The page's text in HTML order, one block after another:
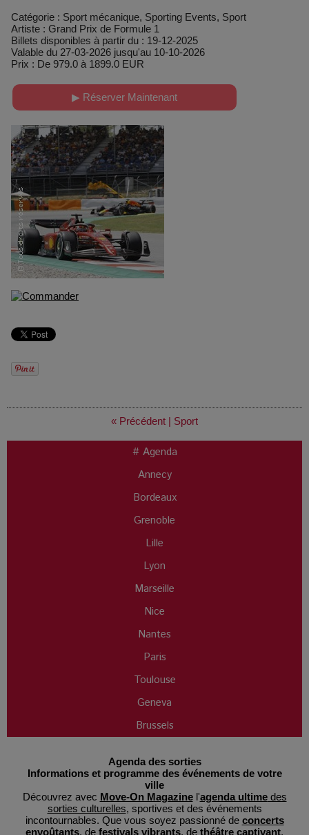
Catégorie : Sport mécanique, Sporting Events, Sport
Artiste : Grand Prix de Formule 1
Billets disponibles à partir du : 19-12-2025
Valable du 27-03-2026 jusqu'au 10-10-2026
Prix : De 979.0 à 1899.0 EUR
▶ Réserver Maintenant
« Précédent | Sport
# Agenda
Annecy
Bordeaux
Grenoble
Lille
Lyon
Marseille
Nice
Nantes
Paris
Toulouse
Geneva
Brussels
Agenda des sorties
Informations et programme des événements de votre
ville
Découvrez avec Move-On Magazinel'agenda ultimedes
sorties culturelles, sportives et des événements
incontournables. Que vous soyez passionné de concerts
envoûtants, de festivals vibrants, de théâtre captivant,